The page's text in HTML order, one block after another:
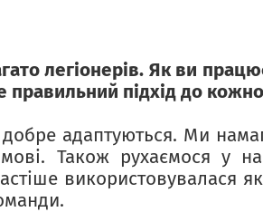
легіонерів. Як ви
правильний підхід до
адаптуються. Ми
мові. Також рухаємося у
використовувалася